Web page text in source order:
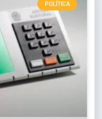
POLÍTICA